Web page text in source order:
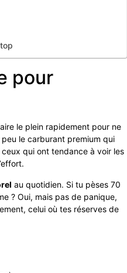
pour
le plein rapidement pour ne
le carburant premium qui
qui ont tendance à voir les
au quotidien. Si tu pèses 70
? Oui, mais pas de panique,
celui où tes réserves de